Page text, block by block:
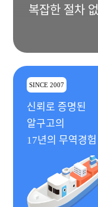
복잡한 절차
SINCE 2007
신뢰로 증명된
알구고의
17년의 무역경험